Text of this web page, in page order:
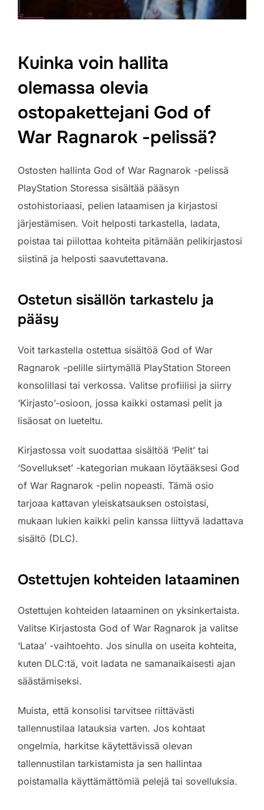
Kuinka voin hallita
olemassa olevia
ostopakettejani God of
War Ragnarok -pelissä?
Ostosten hallinta God of War Ragnarok -pelissä
PlayStation Storessa sisältää pääsyn
ostohistoriaasi, pelien lataamisen ja kirjastosi
järjestämisen. Voit helposti tarkastella, ladata,
poistaa tai piilottaa kohteita pitämään pelikirjastosi
siistinä ja helposti saavutettavana.
Ostetun sisällön tarkastelu ja
pääsy
Voit tarkastella ostettua sisältöä God of War
Ragnarok -pelille siirtymällä PlayStation Storeen
konsolillasi tai verkossa. Valitse profiilisi ja siirry
‘Kirjasto’-osioon, jossa kaikki ostamasi pelit ja
lisäosat on lueteltu.
Kirjastossa voit suodattaa sisältöä ‘Pelit’ tai
‘Sovellukset’ -kategorian mukaan löytääksesi God
of War Ragnarok -pelin nopeasti. Tämä osio
tarjoaa kattavan yleiskatsauksen ostoistasi,
mukaan lukien kaikki pelin kanssa liittyvä ladattava
sisältö (DLC).
Ostettujen kohteiden lataaminen
Ostettujen kohteiden lataaminen on yksinkertaista.
Valitse Kirjastosta God of War Ragnarok ja valitse
‘Lataa’ -vaihtoehto. Jos sinulla on useita kohteita,
kuten DLC:tä, voit ladata ne samanaikaisesti ajan
säästämiseksi.
Muista, että konsolisi tarvitsee riittävästi
tallennustilaa latauksia varten. Jos kohtaat
ongelmia, harkitse käytettävissä olevan
tallennustilan tarkistamista ja sen hallintaa
poistamalla käyttämättömiä pelejä tai sovelluksia.